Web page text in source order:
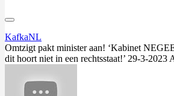
KafkaNL
Omtzigt pakt minister aan! ‘Kabinet
dit hoort niet in een rechtsstaat!’ 29-3-